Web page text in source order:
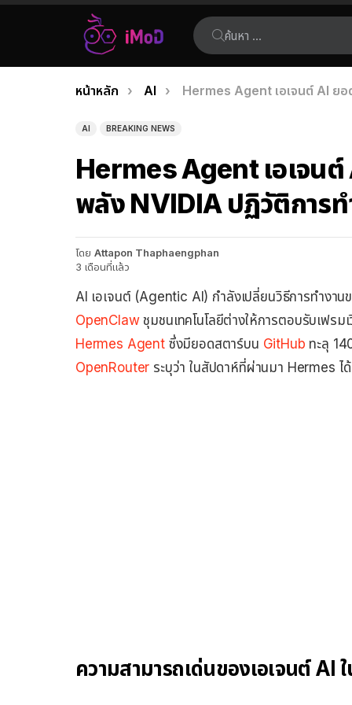
ค้นหา:
เรื่อง
ล่าสุด
คุณอยู่ที่นี่:
หน้าหลัก AI Hermes Agent เอเจนต์ AI ย
AI BREAKING NEWS
Hermes Agent เอเจน
พลัง NVIDIA ปฏิวัติการ
โดย Attapon Thaphaengphan
3 เดือนที่แล้ว
AI เอเจนต์ (Agentic AI) กำลังเปลี่ยนวิธีการทำงา
OpenClawชุมชนเทคโนโลยีต่างให้การตอบรับเฟร
Hermes Agentซึ่งมียอดสตาร์บน GitHub ทะลุ
OpenRouter ระบุว่า ในสัปดาห์ที่ผ่านมา Hermes ไ
ความสามารถเด่นของเอเจนต์ AI